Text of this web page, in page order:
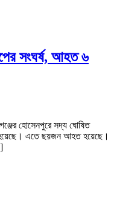
সংঘর্ষ, আহত ৬
হোসেনপুরে সদ্য ঘোষিত
হয়েছে। এতে ছয়জন আহত হয়েছে।